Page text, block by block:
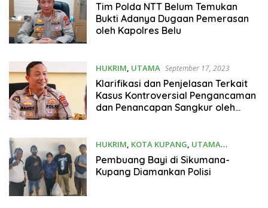
Tim Polda NTT Belum Temukan
Bukti Adanya Dugaan Pemerasan
oleh Kapolres Belu
HUKRIM UTAMA September 17, 2023
Klarifikasi dan Penjelasan Terkait
Kasus Kontroversial Pengancaman
dan Penancapan Sangkur oleh
HUKRIM, KOTA KUPANG, UTAMA
September 5, 2023
Pembuang Bayi di Sikumana-
Kupang Diamankan Polisi